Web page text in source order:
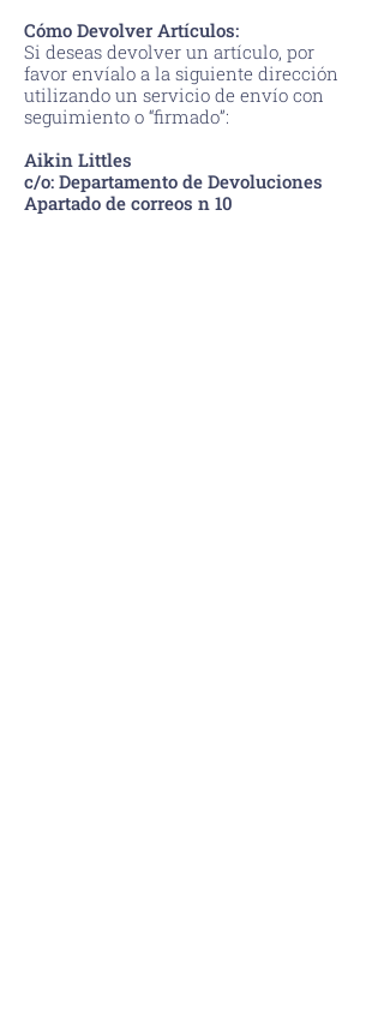
Cómo Devolver Artículos:
Si deseas devolver un artículo, por
favor envíalo a la siguiente dirección
utilizando un servicio de envío con
seguimiento o “firmado”:
Aikin Littles
c/o: Departamento de Devoluciones
Apartado de correos n 10